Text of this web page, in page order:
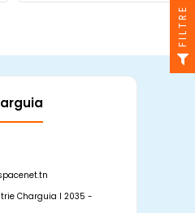
Charguia I 2035 -
FILTRE